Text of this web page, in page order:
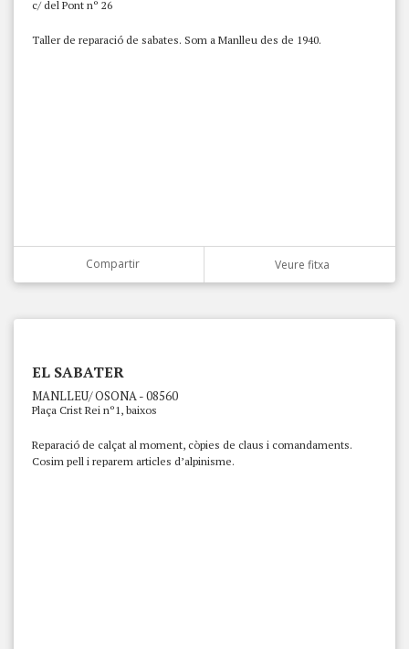
c/ del Pont nº 26
Taller de reparació de sabates. Som a Manlleu des de 1940.
Compartir Veure fitxa
EL SABATER
MANLLEU/ OSONA - 08560
Plaça Crist Rei nº1, baixos
Reparació de calçat al moment, còpies de claus i comandaments.
Cosim pell i reparem articles d’alpinisme.